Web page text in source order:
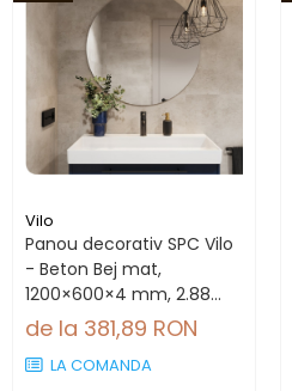
Vilo
Panou decorativ SPC Vilo
- Beton Bej mat,
1200×600×4 mm, 2.88
mp/cutie (4 panouri)
de la 381,89 RON
LA COMANDA